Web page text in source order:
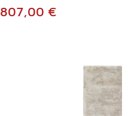
807,00 €